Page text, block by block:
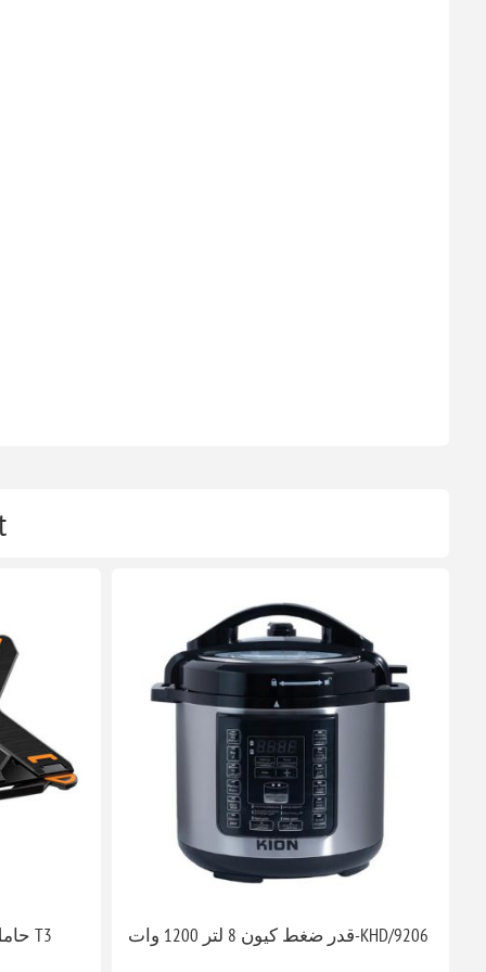
حامل لابتوب وتلفون قابل للدوران T3
قدر ضغط كيون 8 لتر 1200 وات-KHD/9206